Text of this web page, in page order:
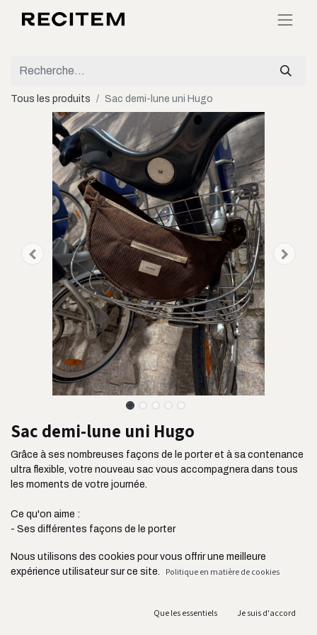
Tous les produits Sac demi-lune uni Hugo
Sac demi-lune uni Hugo
Grâce à ses nombreuses façons de le porter et à sa contenance
ultra flexible, votre nouveau sac vous accompagnera dans tous
les moments de votre journée.
Ce qu'on aime :
- Ses différentes façons de le porter
- Son côté à la fois chic et décontracté
- Ses deux poches extérieures zippées et sa poche intérieure
- Sa bandoulière réglable jusqu'à 105 cm
Nous utilisons des cookies pour vous offrir une meilleure
expérience utilisateur sur ce site.
Politique en matière de cookies
Que les essentiels Je suis d'accord